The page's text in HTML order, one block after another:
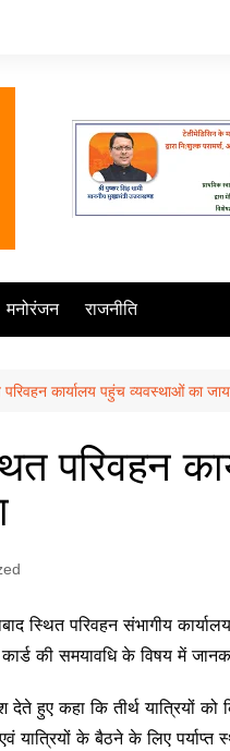
मनोरंजन राजनीति
परिवहन कार्यालय पहुंच व्यवस्थाओं का
परिवहन
स्थित परिवहन संभागीय
की समयावधि के विषय में
हुए कहा कि तीर्थ यात्रियों को
के बैठने के लिए पर्याप्त